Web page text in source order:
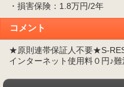
・損害保険：1.8万円/2年
コメント
★原則連帯保証人不要★S-
インターネット使用料０円♪